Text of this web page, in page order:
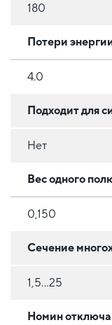
180
Потери
4.0
Подходит для
Нет
Вес одного
0,150
Сечение
1,5...25
Номин